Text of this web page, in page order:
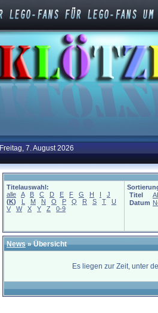
Freitag, 7. August 2026
Titelauswahl:
alle
A B C D E F G H I
J
(K) L M N O P Q R S T
U
V
W X Y Z 0-9
Titel
Datum
News» Übersicht
Es liegen zur Zeit, unter